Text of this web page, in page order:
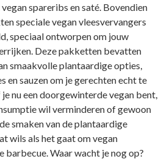
spareribs en saté. Bovendien
speciale vegan vleesvervangers
speciaal ontworpen om jouw
Deze pakketten bevatten
smaakvolle plantaardige opties,
en sauzen om je gerechten echt te
nu een doorgewinterde vegan bent,
wil verminderen of gewoon
smaken van de plantaardige
wils als het gaat om vegan
barbecue. Waar wacht je nog op?